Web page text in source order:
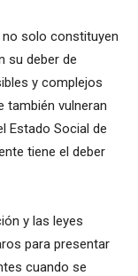
solo constituyen
su deber de
y complejos
también vulneran
Estado Social de
tiene el deber
y las leyes
para presentar
cuando se